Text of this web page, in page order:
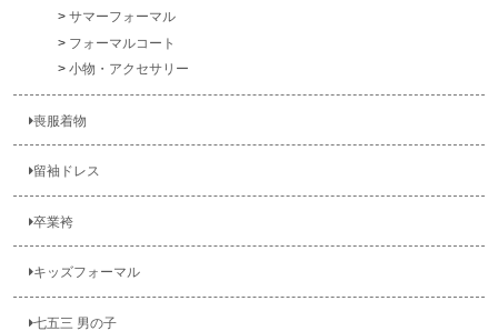
サマーフォーマル
フォーマルコート
小物・アクセサリー
喪服着物
留袖ドレス
卒業袴
キッズフォーマル
七五三 男の子